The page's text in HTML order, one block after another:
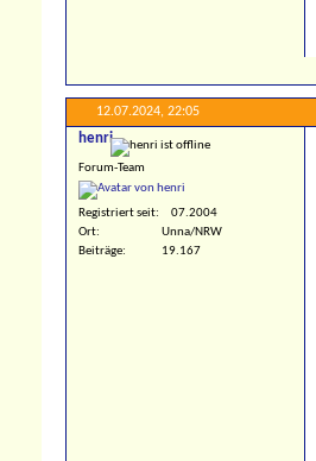
12.07.2024, 22:05
henri
Forum-Team
Registriert seit
07.2004
Ort
Unna/NRW
Beiträge
19.167